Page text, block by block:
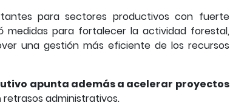
para sectores productivos con fuerte
medidas para fortalecer la actividad forestal,
una gestión más eficiente de los recursos
apunta además a acelerar proyectos
retrasos administrativos.